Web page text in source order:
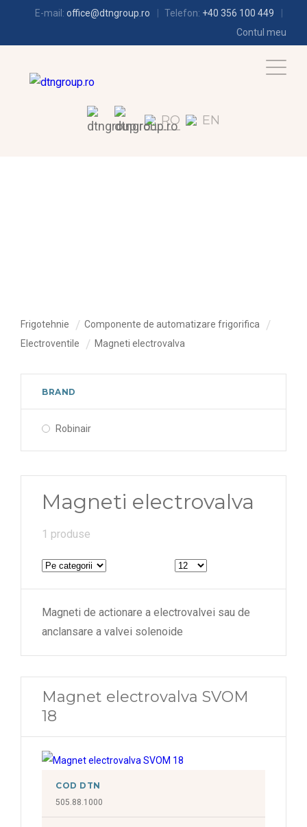
E-mail: office@dtngroup.ro Telefon: +40 356 100 449
Contul meu
RO EN
Frigotehnie
Componente de automatizare frigorifica
Electroventile
Magneti electrovalva
BRAND
Robinair
Magneti electrovalva
1 produse
Magneti de actionare a electrovalvei sau de
anclansare a valvei solenoide
Magnet electrovalva SVOM
18
COD DTN
505.88.1000